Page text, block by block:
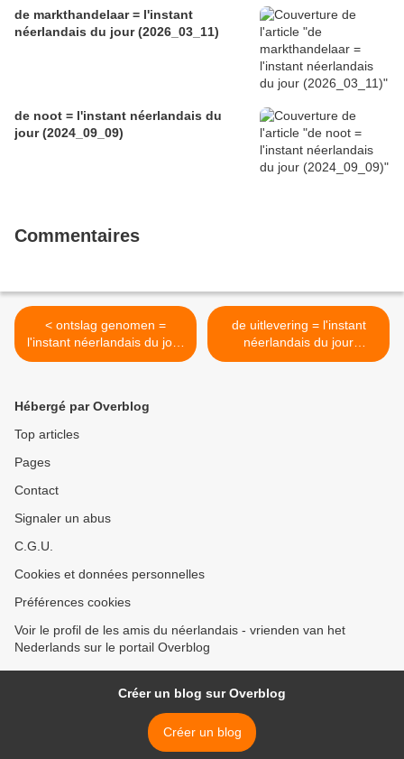
de markthandelaar = l'instant
néerlandais du jour (2026_03_11)
de noot = l'instant néerlandais du
jour (2024_09_09)
Commentaires
< ontslag genomen =
l'instant néerlandais du jour
(2023_10_24)
de uitlevering = l'instant
néerlandais du jour
(2023_10_26) >
Hébergé par Overblog
Top articles
Pages
Contact
Signaler un abus
C.G.U.
Cookies et données personnelles
Préférences cookies
Voir le profil de les amis du néerlandais - vrienden van het
Nederlands sur le portail Overblog
Créer un blog sur Overblog
Créer un blog